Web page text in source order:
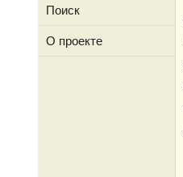
Поиск
О проекте